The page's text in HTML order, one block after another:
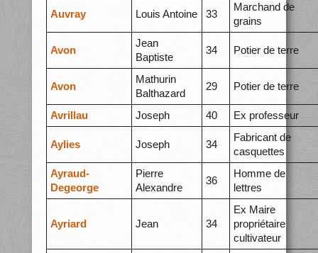
Auvray Louis Antoine 33
Marchand de
grains
Avon
Jean
Baptiste
34 Potier de terre
Avon
Mathurin
Balthazard
29 Potier de terre
Avrillau Joseph 40 Ex professeur
Aylies Joseph 34
Fabricant de
casquettes
Ayraud-
Degeorge
Pierre
Alexandre
36
Homme de
lettres
Ayriard Jean 34
Ex Maire
propriétaire
cultivateur